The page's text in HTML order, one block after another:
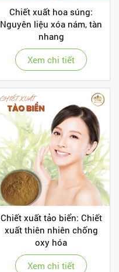
Chiết xuất hoa súng:
Nguyên liệu xóa nám, tàn
nhang
Xem chi tiết
Chiết xuất tảo biển: Chiết
xuất thiên nhiên chống
oxy hóa
Xem chi tiết